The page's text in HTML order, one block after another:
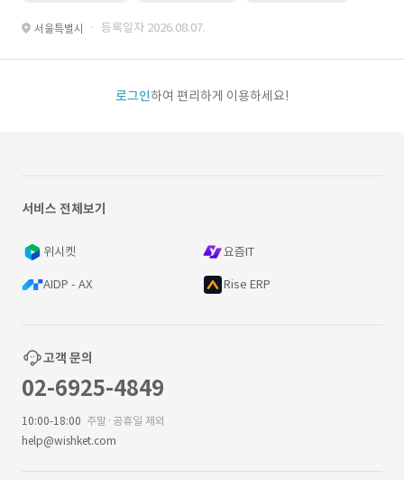
서울특별시 · 등록일자 2026.08.07.
로그인하여 편리하게 이용하세요!
서비스 전체보기
위시켓 요즘IT
AIDP - AX Rise ERP
고객 문의
02-6925-4849
10:00-18:00 주말·공휴일 제외
help@wishket.com